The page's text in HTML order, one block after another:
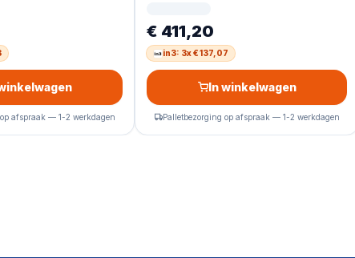
afspraak — 1-2 werkdagen
Wash -1400 toeren – Power Wash
49′ – ConnectLife – Inhoud
Trommel 60 Liter
€ 411,20
in3: 3x € 137,07
In winkelwagen
Palletbezorging op afspraak — 1-2 werkdagen